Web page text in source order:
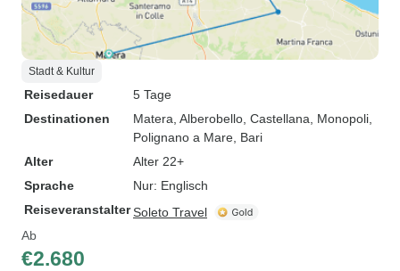
Stadt & Kultur
Reisedauer
5 Tage
Destinationen
Matera , Alberobello , Castellana , Monopoli
Polignano a Mare , Bari
Alter
Alter 22+
Sprache
Nur: Englisch
ReiseveranstalterSoleto Travel
Ab
€2.680